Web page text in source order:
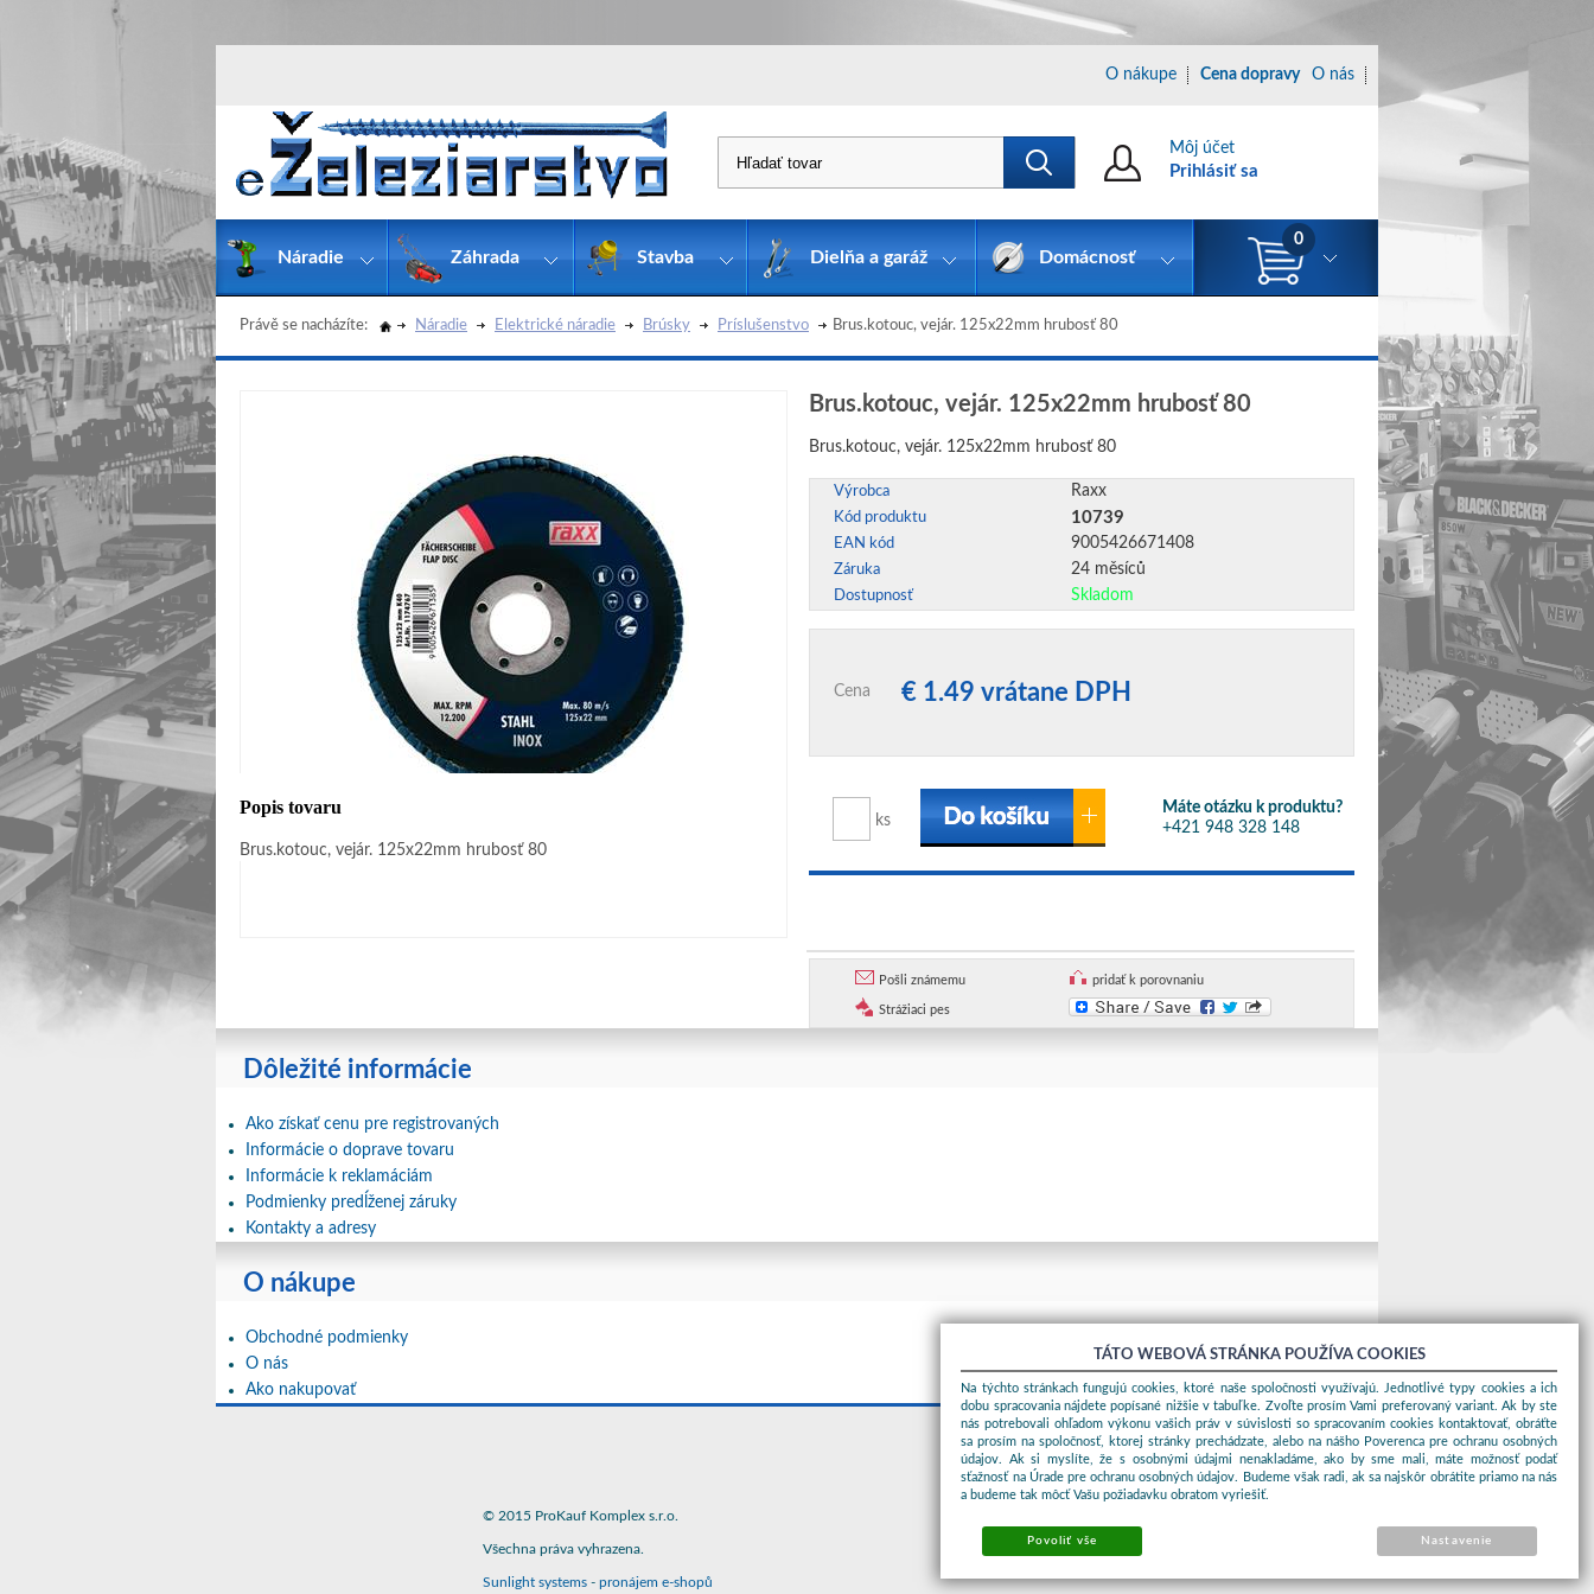
Právě se nacházíte: Náradie Elektrické náradie Brúsky Príslušenstvo Brus.kotouc, vejár. 125x22mm hrubosť 80
Brus.kotouc, vejár. 125x22mm hrubosť 80
Brus.kotouc, vejár. 125x22mm hrubosť 80
Výrobca Raxx
Kód produktu 10739
EAN kód 9005426671408
Záruka 24 měsíců
Dostupnosť Skladom
Cena € 1.49 vrátane DPH
ks
Máte otázku k produktu?
+421 948 328 148
Popis tovaru
Brus.kotouc, vejár. 125x22mm hrubosť 80
Pošli známemu pridať k porovnaniu
Strážiaci pes
Dôležité informácie
Ako získať cenu pre registrovaných
Informácie o doprave tovaru
Informácie k reklamáciám
Podmienky predĺženej záruky
Kontakty a adresy
O nákupe
Obchodné podmienky
O nás
Ako nakupovať
Môj účet
Prihlásiť sa
O nákupe Cena dopravy O nás
Náradie Záhrada Stavba Dielňa a garáž Domácnosť
0
© 2015 ProKauf Komplex s.r.o.
Všechna práva vyhrazena.
Sunlight systems - pronájem e-shopů
TÁTO WEBOVÁ STRÁNKA POUŽÍVA COOKIES
Na týchto stránkach fungujú cookies, ktoré naše spoločnosti využívajú. Jednotlivé typy cookies a ich
dobu spracovania nájdete popísané nižšie v tabuľke. Zvoľte prosím Vami preferovaný variant. Ak by ste
nás potrebovali ohľadom výkonu vašich práv v súvislosti so spracovaním cookies kontaktovať, obráťte
sa prosím na spoločnosť, ktorej stránky prechádzate, alebo na nášho Poverenca pre ochranu osobných
údajov. Ak si myslíte, že s osobnými údajmi nenakladáme, ako by sme mali, máte možnosť podať
sťažnosť na Úrade pre ochranu osobných údajov. Budeme však radi, ak sa najskôr obrátite priamo na nás
a budeme tak môcť Vašu požiadavku obratom vyriešiť.
Povoliť vše Nastavenie